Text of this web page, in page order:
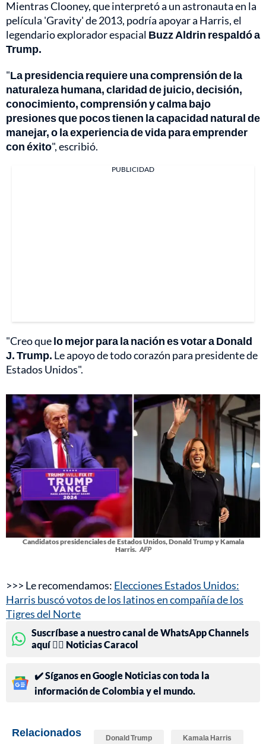
Mientras Clooney, que interpretó a un astronauta en la
película 'Gravity' de 2013, podría apoyar a Harris, el
legendario explorador espacial Buzz Aldrin respaldó a
Trump.
"La presidencia requiere una comprensión de la
naturaleza humana, claridad de juicio, decisión,
conocimiento, comprensión y calma bajo
presiones que pocos tienen la capacidad natural de
manejar, o la experiencia de vida para emprender
con éxito", escribió.
PUBLICIDAD
"Creo quelo mejor para la nación es votar a Donald
J. Trump. Le apoyo de todo corazón para presidente de
Estados Unidos".
Candidatos presidenciales de Estados Unidos, Donald Trump y Kamala
Harris. AFP
>>> Le recomendamos: Elecciones Estados Unidos:
Harris buscó votos de los latinos en compañía de los
Tigres del Norte
Suscríbase a nuestro canal de WhatsApp Channels
aquí 👉🏻 Noticias Caracol
✔️ Síganos en Google Noticias con toda la
información de Colombia y el mundo.
Relacionados Donald Trump Kamala Harris